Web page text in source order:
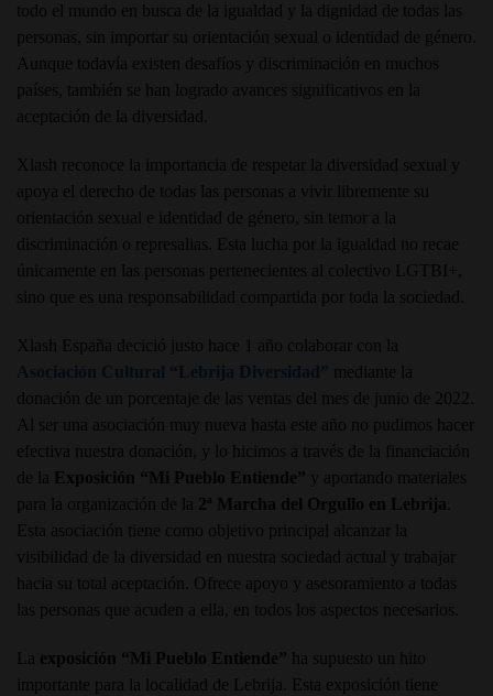
todo el mundo en busca de la igualdad y la dignidad de todas las
personas, sin importar su orientación sexual o identidad de género.
Aunque todavía existen desafíos y discriminación en muchos
países, también se han logrado avances significativos en la
aceptación de la diversidad.
Xlash reconoce la importancia de respetar la diversidad sexual y
apoya el derecho de todas las personas a vivir libremente su
orientación sexual e identidad de género, sin temor a la
discriminación o represalias. Esta lucha por la igualdad no recae
únicamente en las personas pertenecientes al colectivo LGTBI+,
sino que es una responsabilidad compartida por toda la sociedad.
Xlash España decició justo hace 1 año colaborar con la
Asociación Cultural “Lebrija Diversidad” mediante la
donación de un porcentaje de las ventas del mes de junio de 2022.
Al ser una asociación muy nueva hasta este año no pudimos hacer
efectiva nuestra donación, y lo hicimos a través de la financiación
de la Exposición “Mi Pueblo Entiende” y aportando materiales
para la organización de la 2ª Marcha del Orgullo en Lebrija
Esta asociación tiene como objetivo principal alcanzar la
visibilidad de la diversidad en nuestra sociedad actual y trabajar
hacia su total aceptación. Ofrece apoyo y asesoramiento a todas
las personas que acuden a ella, en todos los aspectos necesarios.
La exposición “Mi Pueblo Entiende” ha supuesto un hito
importante para la localidad de Lebrija. Esta exposición tiene